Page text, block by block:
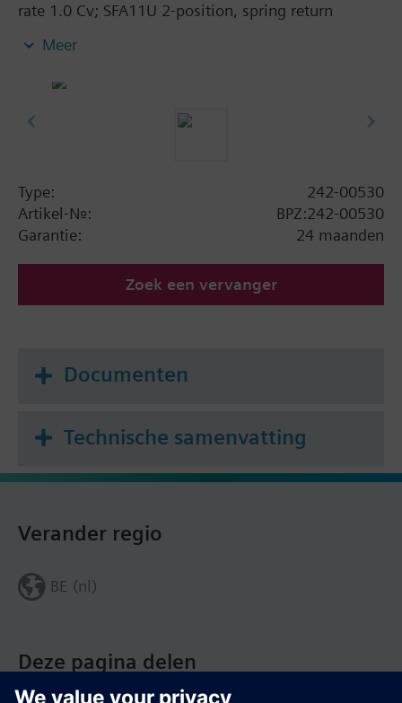
rate 1.0 Cv; SFA11U 2-position, spring return
Meer
Type:
242-00530
Artikel-Nr.:
BPZ:242-00530
Garantie:
24 maanden
Zoek een vervanger
Documenten
Technische samenvatting
Deze pagina delen
Verander regio
BE (nl)